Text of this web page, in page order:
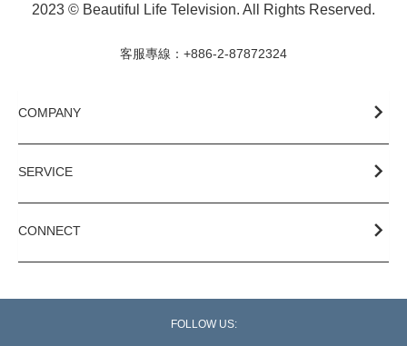
2023 © Beautiful Life Television. All Rights Reserved.
客服專線：+886-2-87872324
COMPANY
SERVICE
CONNECT
FOLLOW US: